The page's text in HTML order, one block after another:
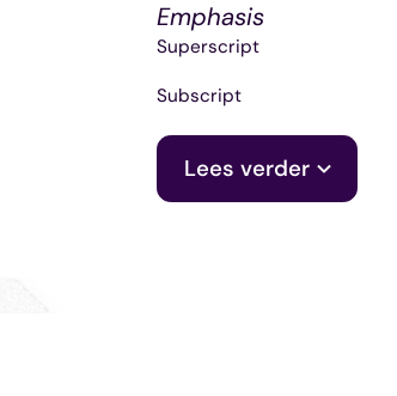
Emphasis
Superscript
Subscript
Lees verder